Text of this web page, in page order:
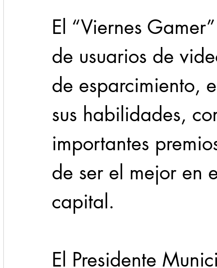
El “Viernes
de usuarios de
de esparcimiento,
sus habilidades,
importantes
de ser el mejor en
capital.
El Presidente